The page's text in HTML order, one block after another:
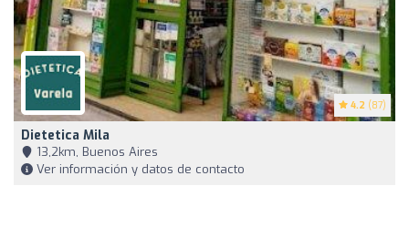
4.2 (87)
Dietetica Mila
13,2km, Buenos Aires
Ver información y datos de contacto